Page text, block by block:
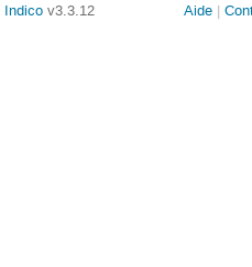
Indico v3.3.12 Aide